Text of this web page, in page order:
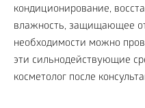
кондиционирование,
влажность, защищающее
необходимости можно
эти сильнодействующие
косметолог после